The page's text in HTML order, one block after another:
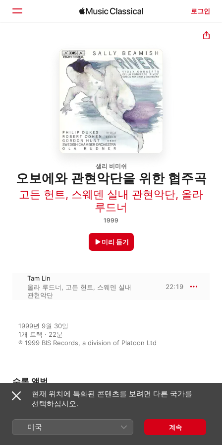
로그인
샐리 비미쉬
오보에와 관현악단을 위한 협주곡
고든 헌트, 스웨덴 실내 관현악단, 올라
루드너
1999
미리 듣기
Tam Lin
올라 루드너 , 고든 헌트 , 스웨덴 실내
관현악단
22:19
1999년 9월 30일
1개 트랙 · 22분
℗ 1999 BIS Records, a division of Platoon Ltd
수록 앨범
Beamish: Viola Concerto, Cello
Concerto, Tam Lin
올라 루드너
현재 위치에 특화된 콘텐츠를 보려면 다른 국가를
선택하십시오.
미국 계속